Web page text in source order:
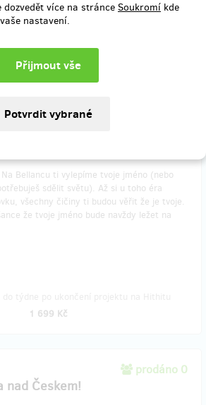
dozvedět více na stránce Soukromí kde
nastavení.
projektu na Hithitu
799 Kč
Bellancu ti vylepíme tvoje jméno (nebo
sdělit světu). Až si u toho éra
všechny čičiny ti budou věřit že je tvoje.
že tvoje jméno bude navždy ležet na
1 699 Kč
prodáno 0
nad Českem!